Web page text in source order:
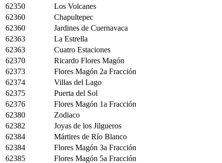
62350
Los Volcanes
62360
Chapultepec
62360
Jardines de Cuernavaca
62363
La Estrella
62363
Cuatro Estaciones
62370
Ricardo Flores Magón
62373
Flores Magón 2a Fracción
62374
Villas del Lago
62375
Puerta del Sol
62376
Flores Magón 1a Fracción
62380
Zodiaco
62382
Joyas de los Jilgueros
62384
Mártires de Río Blanco
62384
Flores Magón 3a Fracción
62385
Flores Magón 5a Fracción